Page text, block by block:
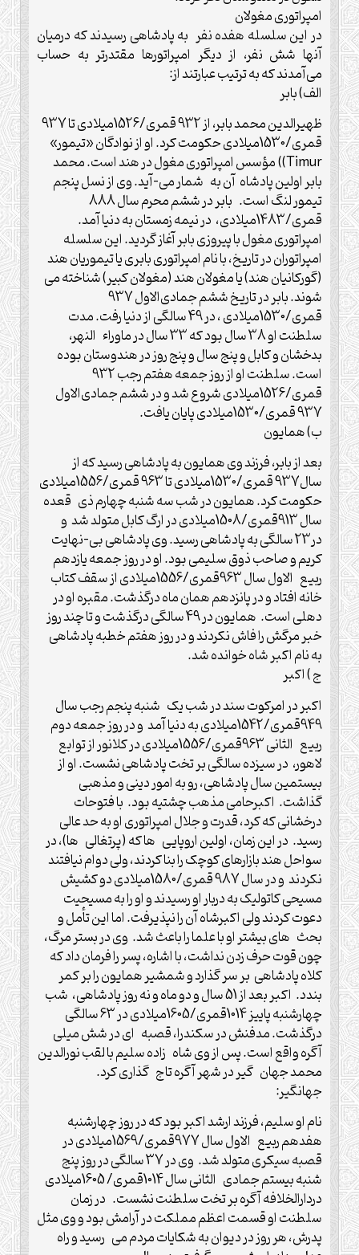
امپراتوری مغولان
در این سلسله هفده نفر به پادشاهی رسیدند که درمیان
آنها شش نفر، از دیگر امپراتورها مقتدرتر به حساب
می‌آمدند که به ترتیب عبارتند از:
الف) بابر
ظهیرالدین محمد بابر، از 932 قمری/1526میلادی تا 937
قمری/1530میلادی حکومت کرد. او از نوادگان «تیمور»
Timur)) مؤسس امپراتوری مغول در هند است. محمد
بابر اولین پادشاه آن به شمار می-آید. وی از نسل پنجم
تیمور لنگ است. بابر در ششم محرم سال 888
قمری/1483میلادی، در نیمه زمستان به دنیا آمد.
امپراتوری مغول با پیروزی بابر آغاز گردید. این سلسله
امپراتوران در تاریخ، با نام امپراتوری بابری یا تیموریان هند
(گورکانیان هند) یا مغولان هند (مغولان کبیر) شناخته می
شوند. بابر در تاریخ ششم جمادی‌الاول 937
قمری/1530میلادی ، در 49 سالگی از دنیا رفت. مدت
سلطنت او 38 سال بود که 33 سال در ماوراء النهر،
بدخشان و کابل و پنج سال و پنج روز در هندوستان بوده
است. سلطنت او از روز جمعه هفتم رجب 932
قمری/1526میلادی شروع شد و در ششم جمادی‌الاول
937 قمری/1530میلادی پایان یافت.
ب) همایون
بعد از بابر، فرزند وی همایون به پادشاهی رسید که از
سال937 قمری/1530میلادی تا 963 قمری/1556میلادی
حکومت کرد. همایون در شب سه شنبه چهارم ذی قعده
سال 913قمری/1508میلادی در ارگ کابل متولد شد و
در23 سالگی به پادشاهی رسید. وی پادشاهی بی-نهایت
کریم و صاحب ذوق سلیمی بود. او در روز جمعه یازدهم
ربیع الاول سال 963قمری/1556میلادی از سقف کتاب
خانه افتاد و در پانزدهم همان ماه درگذشت. مقبره او در
دهلی است. همایون در 49 سالگی درگذشت و تا چند روز
خبر مرگش را فاش نکردند و در روز هفتم خطبه پادشاهی
به نام اکبر شاه خوانده شد.
ج ) اکبر
اکبر در امرکوت سند در شب یک شنبه پنجم رجب سال
949قمری/1542میلادی به دنیا آمد و در روز جمعه دوم
ربیع الثانی 963قمری/1556میلادی در کلانور از توابع
لاهور، در سیزده سالگی بر تخت پادشاهی نشست. او از
بیستمین سال پادشاهی، رو به امور دینی و مذهبی
گذاشت. اکبرحامی مذهب چشتیه بود. با فتوحات
درخشانی که کرد، قدرت و جلال امپراتوری او به حد عالی
رسید. در این زمان، اولین اروپایی ها که (پرتغالی ها)، در
سواحل هند بازارهای کوچک را بنا کردند، ولی دوام نیافتند
نکردند و در سال 987 قمری/1580میلادی دو کشیش
مسیحی کاتولیک به دربار او رسیدند و او را به مسیحیت
دعوت کردند ولی اکبرشاه آن را نپذیرفت. اما این تأمل و
بحث های بیشتر او با علما را باعث شد. وی در بستر مرگ،
چون قوت حرف زدن نداشت، با اشاره، پسر را فرمان داد که
کلاه پادشاهی بر سر گذارد و شمشیر همایون را بر کمر
بندد. اکبر بعد از 51 سال و دو ماه و نه روز پادشاهی، شب
چهارشنبه پاییز 1014قمری/1605میلادی در 63 سالگی
درگذشت. مدفنش در سکندرا، قصبه ای در شش میلی
آگره واقع است. پس از وی شاه زاده سلیم با لقب نورالدین
محمد جهان گیر در شهر آگره تاج گذاری کرد.
جهانگیر:
نام او سلیم، فرزند ارشد اکبر بود که در روز چهارشنبه
هفدهم ربیع الاول سال 977قمری/1569میلادی در
قصبه سیکری متولد شد. وی در 37 سالگی در روز پنج
شنبه بیستم جمادی الثانی سال 1014قمری/ 1605میلادی
دردارالخلافه آگره بر تخت سلطنت نشست. در زمان
سلطنت او قسمت اعظم مملکت در آرامش بود و وی مثل
پدرش، هر روز در دیوان به شکایات مردم می رسید و راه